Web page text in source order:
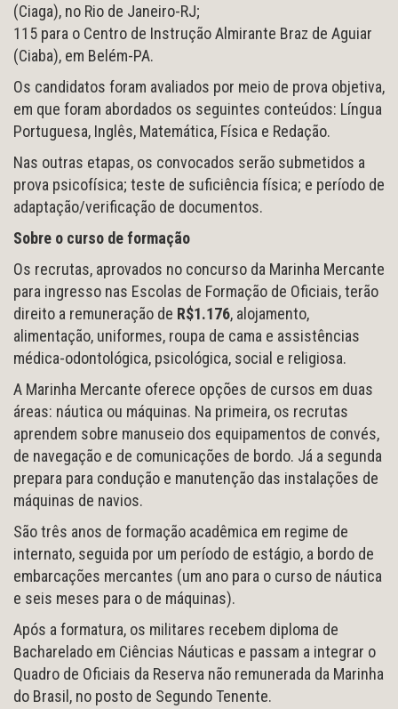
(Ciaga), no Rio de Janeiro-RJ;
115 para o Centro de Instrução Almirante Braz de Aguiar
(Ciaba), em Belém-PA.
Os candidatos foram avaliados por meio de prova objetiva,
em que foram abordados os seguintes conteúdos: Língua
Portuguesa, Inglês, Matemática, Física e Redação.
Nas outras etapas, os convocados serão submetidos a
prova psicofísica; teste de suficiência física; e período de
adaptação/verificação de documentos.
Sobre o curso de formação
Os recrutas, aprovados no concurso da Marinha Mercante
para ingresso nas Escolas de Formação de Oficiais, terão
direito a remuneração de R$1.176, alojamento,
alimentação, uniformes, roupa de cama e assistências
médica-odontológica, psicológica, social e religiosa.
A Marinha Mercante oferece opções de cursos em duas
áreas: náutica ou máquinas. Na primeira, os recrutas
aprendem sobre manuseio dos equipamentos de convés,
de navegação e de comunicações de bordo. Já a segunda
prepara para condução e manutenção das instalações de
máquinas de navios.
São três anos de formação acadêmica em regime de
internato, seguida por um período de estágio, a bordo de
embarcações mercantes (um ano para o curso de náutica
e seis meses para o de máquinas).
Após a formatura, os militares recebem diploma de
Bacharelado em Ciências Náuticas e passam a integrar o
Quadro de Oficiais da Reserva não remunerada da Marinha
do Brasil, no posto de Segundo Tenente.